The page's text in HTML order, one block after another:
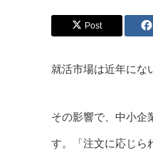
Post
就活市場は近年にな
その影響で、中小企
す。「注文に応じら